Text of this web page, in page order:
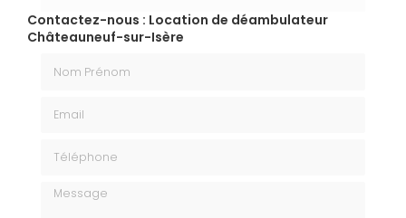
Contactez-nous : Location de déambulateur
Châteauneuf-sur-Isère
Message